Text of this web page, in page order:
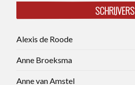
SCHRIJVERS
Alexis de Roode
Anne Broeksma
Anne van Amstel